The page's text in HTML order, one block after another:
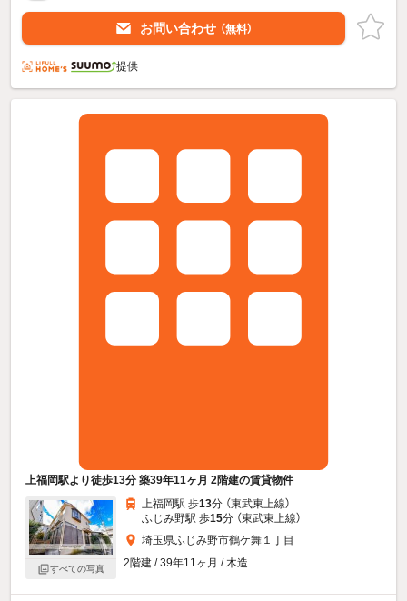
お問い合わせ （無料）
提供
上福岡駅より徒歩13分 築39年11ヶ月 2階建の賃貸物件
すべての写真
上福岡駅 歩13分 （東武東上線）
ふじみ野駅 歩15分 （東武東上線）
埼玉県ふじみ野市鶴ケ舞１丁目
2階建 / 39年11ヶ月 / 木造